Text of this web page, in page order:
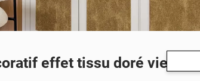
effet tissu doré vieilli